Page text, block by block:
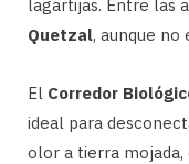
lagartijas. Entre las
Quetzal, aunque no
El Corredor
ideal para
olor a tierra